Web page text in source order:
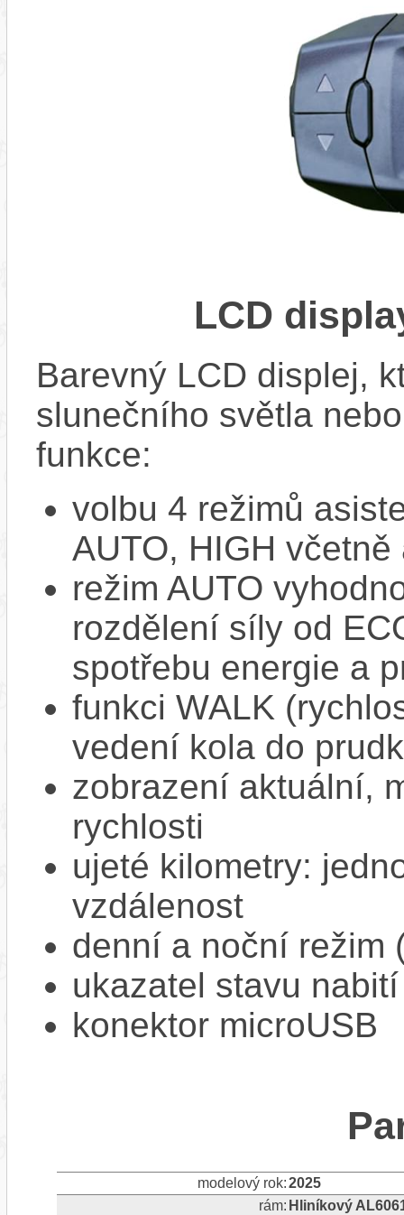
LCD
Barevný LCD displej,
slunečního světla
funkce:
volbu 4 režimů
AUTO, HIGH
režim AUTO
rozdělení síly od
spotřebu energie a
funkci WALK
vedení kola do
zobrazení aktuální,
rychlosti
ujeté kilometry:
vzdálenost
denní a noční režim
ukazatel stavu
konektor microUSB
modelový rok:2025
rám: Hliníkový